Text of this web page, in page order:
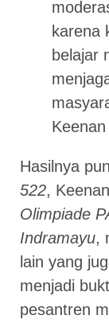
karena
belajar
Hasilnya
522,
Olimpiade
Indramayu,
lain yang
menjadi
pesantren